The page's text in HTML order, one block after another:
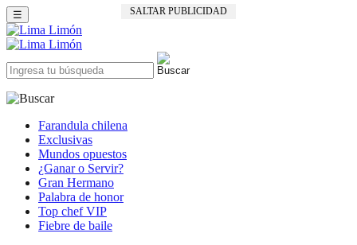
SALTAR PUBLICIDAD
☰
Farandula chilena
Exclusivas
Mundos opuestos
¿Ganar o Servir?
Gran Hermano
Palabra de honor
Top chef VIP
Fiebre de baile